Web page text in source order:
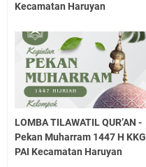
Kecamatan Haruyan
LOMBA TILAWATIL QUR’AN -
Pekan Muharram 1447 H KKG
PAI Kecamatan Haruyan